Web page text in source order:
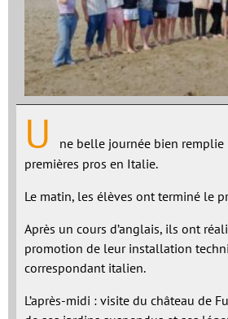
U
ne belle journée bien remplie
premières pros en Italie.
Le matin, les élèves ont terminé le
Après un cours d’anglais, ils ont
promotion de leur installation
correspondant italien.
L’après-midi : visite du château de